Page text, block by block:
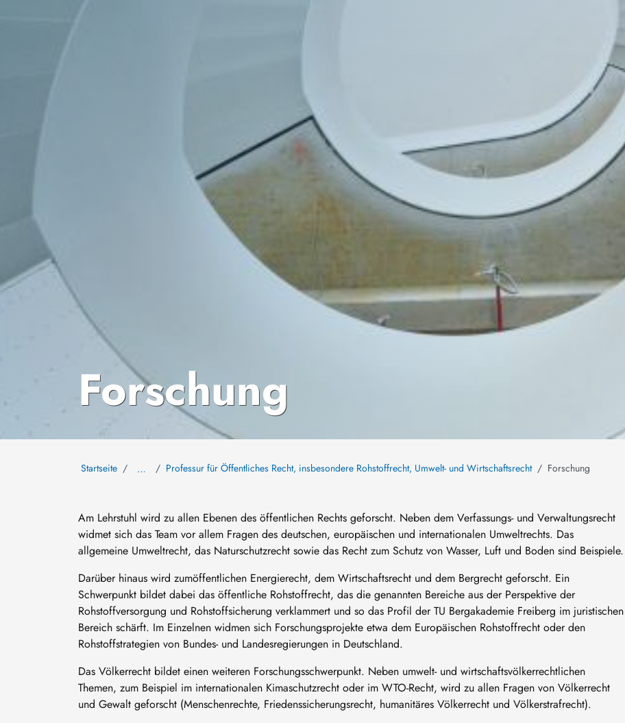
Forschung
Startseite … Professur für Öffentliches Recht, insbesondere Rohstoffrecht, Umwelt- und Wirtschaftsrecht Forschung
Am Lehrstuhl wird zu allen Ebenen des öffentlichen Rechts geforscht. Neben dem Verfassungs- und Verwaltungsrecht
widmet sich das Team vor allem Fragen des deutschen, europäischen und internationalen Umweltrechts. Das
allgemeine Umweltrecht, das Naturschutzrecht sowie das Recht zum Schutz von Wasser, Luft und Boden sind Beispiele.
Darüber hinaus wird zumöffentlichen Energierecht, dem Wirtschaftsrecht und dem Bergrecht geforscht. Ein
Schwerpunkt bildet dabei das öffentliche Rohstoffrecht, das die genannten Bereiche aus der Perspektive der
Rohstoffversorgung und Rohstoffsicherung verklammert und so das Profil der TU Bergakademie Freiberg im juristischen
Bereich schärft. Im Einzelnen widmen sich Forschungsprojekte etwa dem Europäischen Rohstoffrecht oder den
Rohstoffstrategien von Bundes- und Landesregierungen in Deutschland.
Das Völkerrecht bildet einen weiteren Forschungsschwerpunkt. Neben umwelt- und wirtschaftsvölkerrechtlichen
Themen, zum Beispiel im internationalen Kimaschutzrecht oder im WTO-Recht, wird zu allen Fragen von Völkerrecht
und Gewalt geforscht (Menschenrechte, Friedenssicherungsrecht, humanitäres Völkerrecht und Völkerstrafrecht).